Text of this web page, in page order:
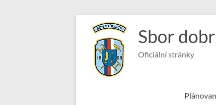
content
Sbor
Oficiální stránky